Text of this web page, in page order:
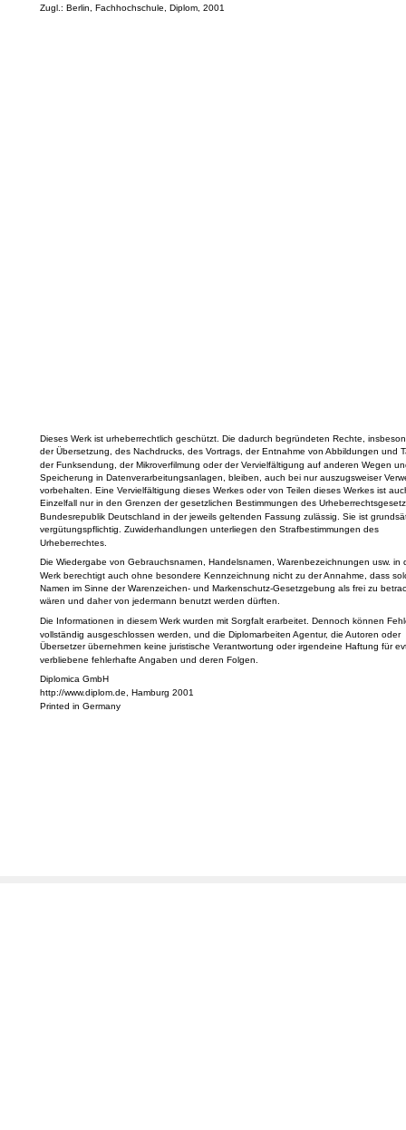
Zugl.: Berlin, Fachhochschule, Diplom, 2001
Dieses Werk ist urheberrechtlich geschützt. Die dadurch begründeten Rechte,
der Übersetzung, des Nachdrucks, des Vortrags, der Entnahme von Abbildungen und
der Funksendung, der Mikroverfilmung oder der Vervielfältigung auf anderen Wegen
Speicherung in Datenverarbeitungsanlagen, bleiben, auch bei nur auszugsweiser
vorbehalten. Eine Vervielfältigung dieses Werkes oder von Teilen dieses Werkes ist
Einzelfall nur in den Grenzen der gesetzlichen Bestimmungen des
Bundesrepublik Deutschland in der jeweils geltenden Fassung zulässig. Sie ist
vergütungspflichtig. Zuwiderhandlungen unterliegen den Strafbestimmungen des
Urheberrechtes.
Die Wiedergabe von Gebrauchsnamen, Handelsnamen, Warenbezeichnungen usw. in
Werk berechtigt auch ohne besondere Kennzeichnung nicht zu der Annahme, dass
Namen im Sinne der Warenzeichen- und Markenschutz-Gesetzgebung als frei zu
wären und daher von jedermann benutzt werden dürften.
Die Informationen in diesem Werk wurden mit Sorgfalt erarbeitet. Dennoch können
vollständig ausgeschlossen werden, und die Diplomarbeiten Agentur, die Autoren oder
Übersetzer übernehmen keine juristische Verantwortung oder irgendeine Haftung für
verbliebene fehlerhafte Angaben und deren Folgen.
Diplomica GmbH
http://www.diplom.de, Hamburg 2001
Printed in Germany